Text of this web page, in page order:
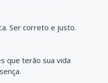
Ser correto e justo.
que terão sua vida